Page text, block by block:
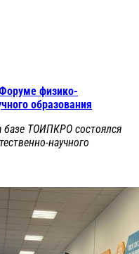
физико-
образования
ТОИПКРО состоялся
научного